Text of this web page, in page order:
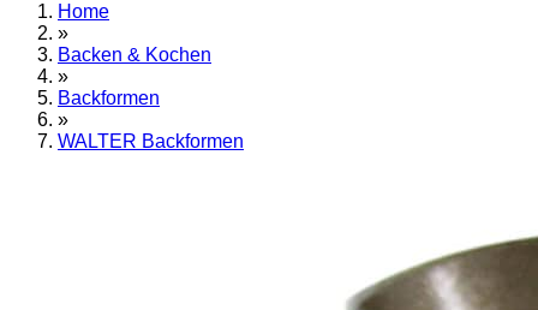
Home
»
Backen & Kochen
»
Backformen
»
WALTER Backformen